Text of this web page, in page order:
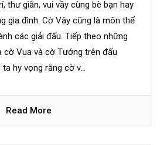
thư giãn, vui vầy cùng bè bạn hay
gia đình. Cờ Vây cũng là môn thể
các giải đấu. Tiếp theo những
cờ Vua và cờ Tướng trên đấu
hy vọng rằng cờ v...
Read More